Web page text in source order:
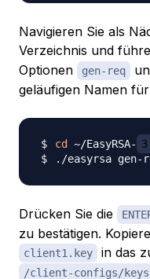
Navigieren Sie als
Verzeichnis und
Optionen
gen-req
geläufigen Namen
cd ~/EasyRSA-
Drücken Sie die
zu bestätigen.
client1.key in das
/client-configs/